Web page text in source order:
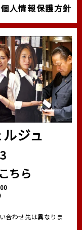
個人情報保護方針
ジュ
ちら
合わせ先は異なりま